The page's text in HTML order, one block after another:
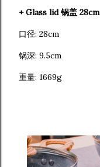
+ Glass lid 锅盖 28cm
口径: 28cm
锅深: 9.5cm
重量: 1669g